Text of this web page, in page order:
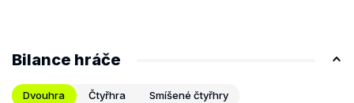
Bilance hráče
Dvouhra Čtyřhra Smíšené čtyřhry